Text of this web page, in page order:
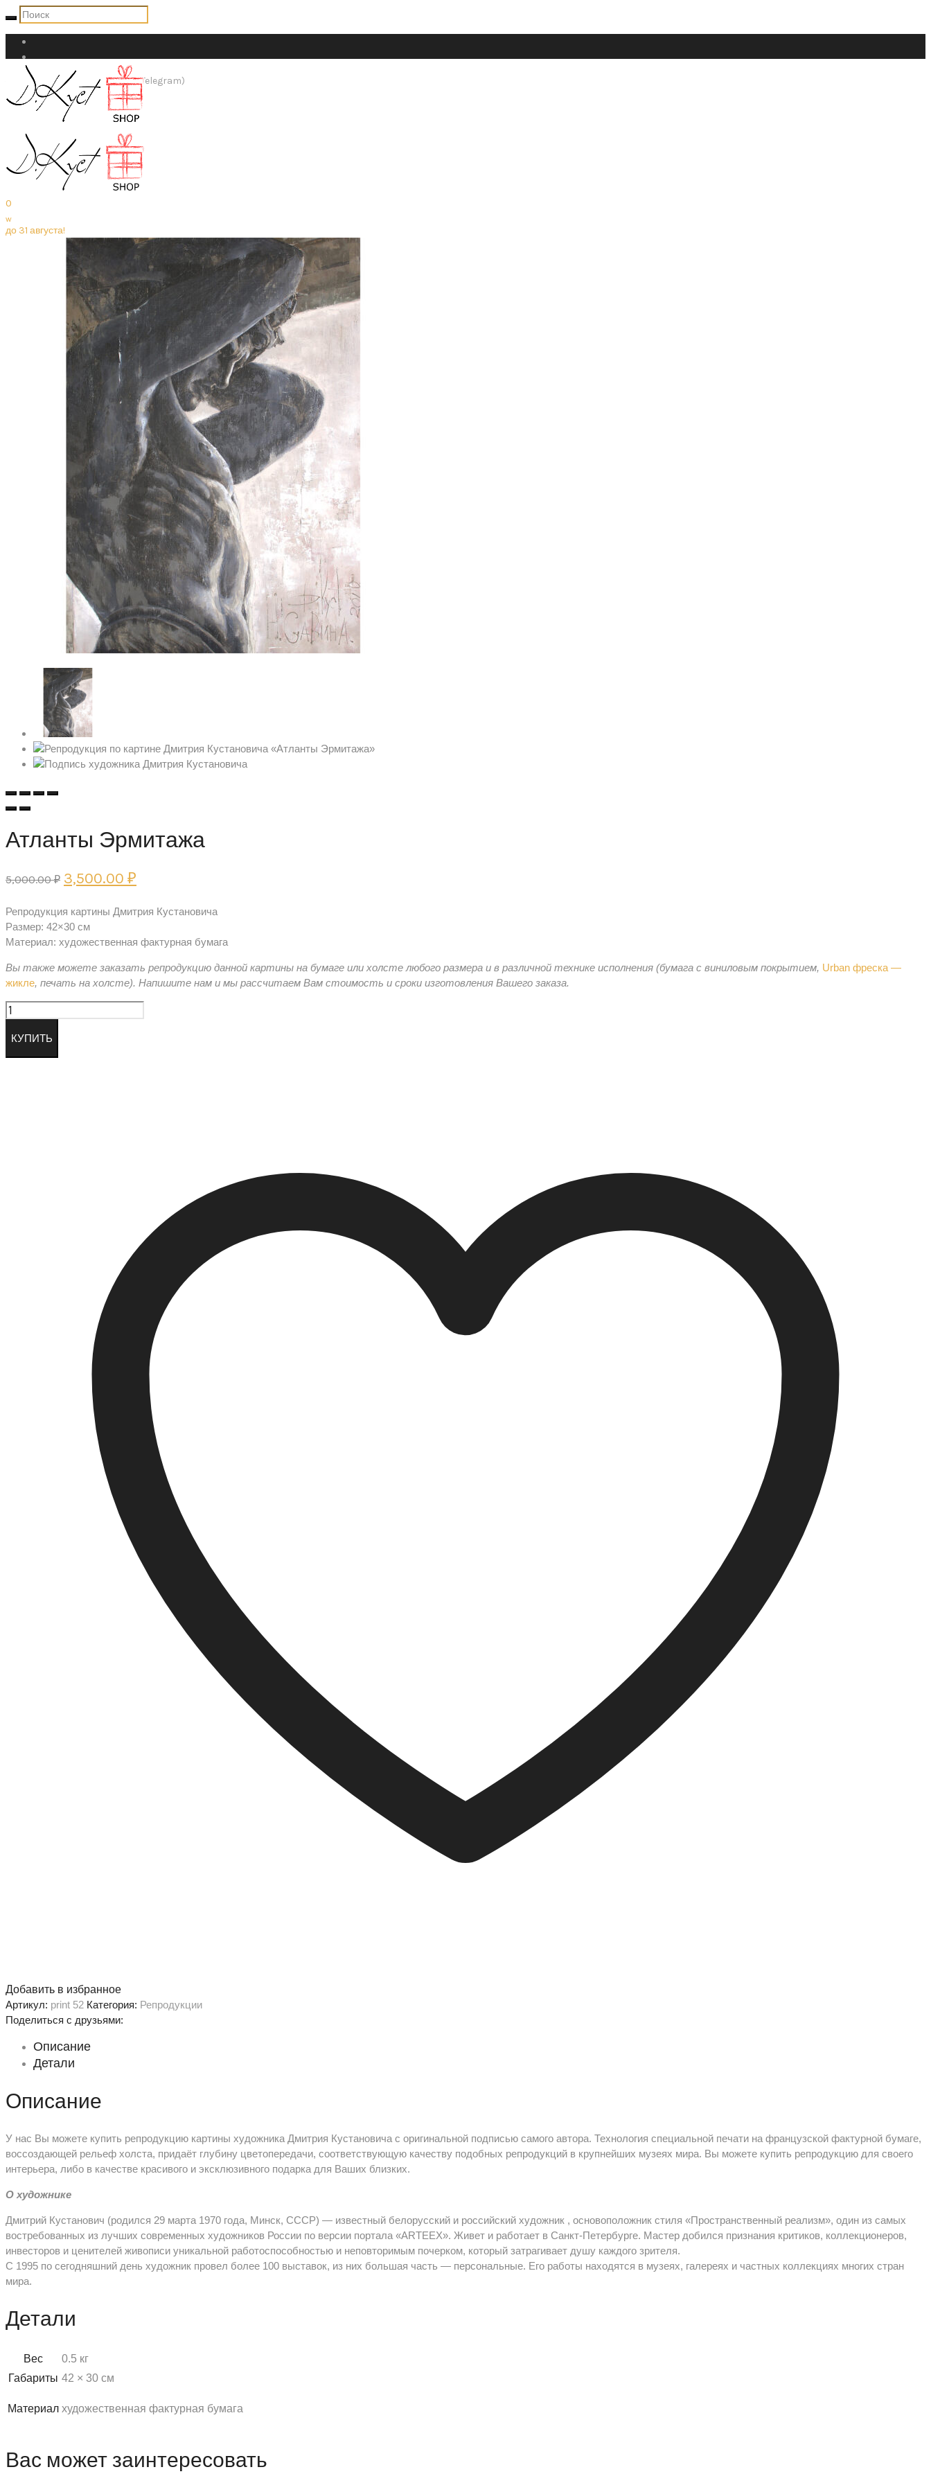
+7 (911) 947-84-27 (WhatsApp Telegram)
shop@dkust.com
0
w
Оригиналы
Репродукции
Urban фреска
Сумки и аксессуары
Аксессуары
Кошельки
Сумки
Очечники
до 31 августа!
Атланты Эрмитажа
5,000.00 ₽ Original
was:
5,000.00 ₽.
3,500.00 ₽
is:
3,500.00 ₽.
Репродукция картины Дмитрия Кустановича
Размер: 42×30 см
Материал: художественная фактурная бумага
Вы также можете заказать репродукцию данной картины на бумаге или холсте любого размера и в различной технике исполнения (бумага с виниловым покрытием, Urban фреска —
жикле, печать на холсте). Напишите нам и мы рассчитаем Вам стоимость и сроки изготовления Вашего заказа.
Количество
КУПИТЬ
Добавить в избранное
Артикул: print 52 Категория: Репродукции
Поделиться с друзьями:
Описание
Детали
Описание
У нас Вы можете купить репродукцию картины художника Дмитрия Кустановича с оригинальной подписью самого автора. Технология специальной печати на французской фактурной бумаге,
воссоздающей рельеф холста, придаёт глубину цветопередачи, соответствующую качеству подобных репродукций в крупнейших музеях мира. Вы можете купить репродукцию для своего
интерьера, либо в качестве красивого и эксклюзивного подарка для Ваших близких.
О художнике
Дмитрий Кустанович (родился 29 марта 1970 года, Минск, СССР) — известный белорусский и российский художник , основоположник стиля «Пространственный реализм», один из самых
востребованных из лучших современных художников России по версии портала «ARTEEX». Живет и работает в Санкт-Петербурге. Мастер добился признания критиков, коллекционеров,
инвесторов и ценителей живописи уникальной работоспособностью и неповторимым почерком, который затрагивает душу каждого зрителя.
С 1995 по сегодняшний день художник провел более 100 выставок, из них большая часть — персональные. Его работы находятся в музеях, галереях и частных коллекциях многих стран
мира.
Детали
Вес
0.5 кг
Габариты 42 × 30 см
Материал художественная фактурная бумага
Вас может заинтересовать